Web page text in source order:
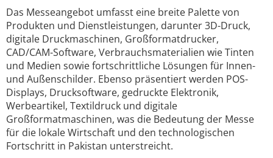
Das Messeangebot umfasst eine breite Palette von
Produkten und Dienstleistungen, darunter 3D-Druck,
digitale Druckmaschinen, Großformatdrucker,
CAD/CAM-Software, Verbrauchsmaterialien wie Tinten
und Medien sowie fortschrittliche Lösungen für Innen-
und Außenschilder. Ebenso präsentiert werden POS-
Displays, Drucksoftware, gedruckte Elektronik,
Werbeartikel, Textildruck und digitale
Großformatmaschinen, was die Bedeutung der Messe
für die lokale Wirtschaft und den technologischen
Fortschritt in Pakistan unterstreicht.